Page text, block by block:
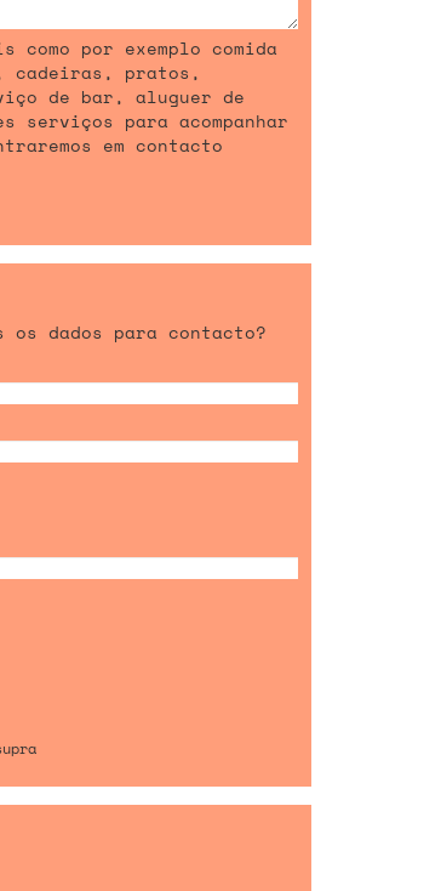
por exemplo comida
cadeiras, pratos,
de bar, aluguer de
serviços para acompanhar
em contacto
dados para contacto?